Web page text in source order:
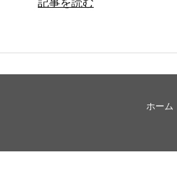
記事を読む
ホーム